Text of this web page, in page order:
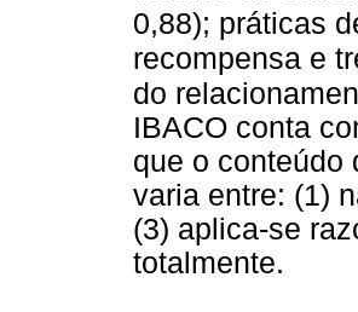
0,88); práticas
recompensa e
do
IBACO conta
que o conteúdo
varia entre: (1)
(3) aplica-se
totalmente.